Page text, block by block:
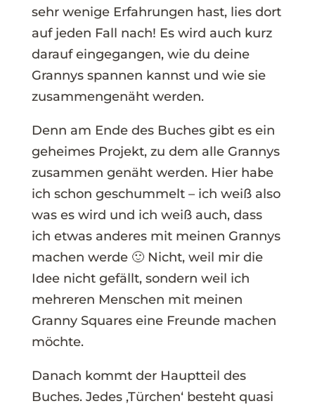
sehr wenige Erfahrungen hast, lies dort
auf jeden Fall nach! Es wird auch kurz
darauf eingegangen, wie du deine
Grannys spannen kannst und wie sie
zusammengenäht werden.
Denn am Ende des Buches gibt es ein
geheimes Projekt, zu dem alle Grannys
zusammen genäht werden. Hier habe
ich schon geschummelt – ich weiß also
was es wird und ich weiß auch, dass
ich etwas anderes mit meinen Grannys
machen werde 🙂 Nicht, weil mir die
Idee nicht gefällt, sondern weil ich
mehreren Menschen mit meinen
Granny Squares eine Freunde machen
möchte.
Danach kommt der Hauptteil des
Buches. Jedes ‚Türchen‘ besteht quasi